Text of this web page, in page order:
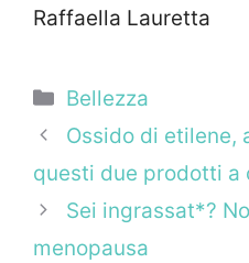
Raffaella Lauretta
Categorie
Bellezza
Ossido di etilene,
questi due prodotti a
Sei ingrassat*?
menopausa